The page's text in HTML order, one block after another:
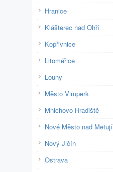
Hranice
Klášterec nad Ohří
Kopřivnice
Litoměřice
Louny
Město Vimperk
Mnichovo Hradiště
Nové Město nad Metují
Nový Jičín
Ostrava